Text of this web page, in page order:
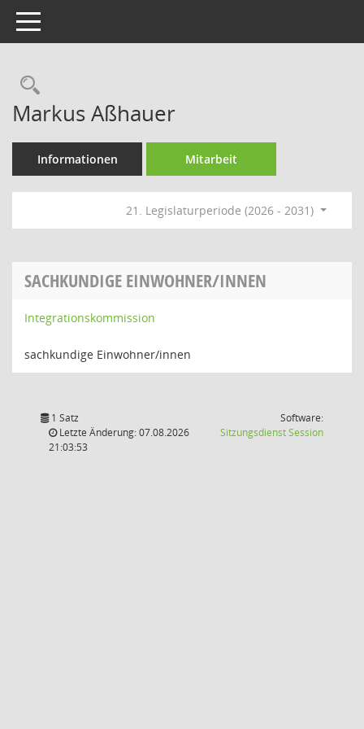
Toggle navigation
Rechercheauswahl
Markus Aßhauer
Informationen Mitarbeit
21. Legislaturperiode (2026 - 2031)
SACHKUNDIGE EINWOHNER/INNEN
Integrationskommission
sachkundige Einwohner/innen
1 Satz
Letzte Änderung: 07.08.2026
21:03:53
Software:
SitzungsdienstSession(Wird in